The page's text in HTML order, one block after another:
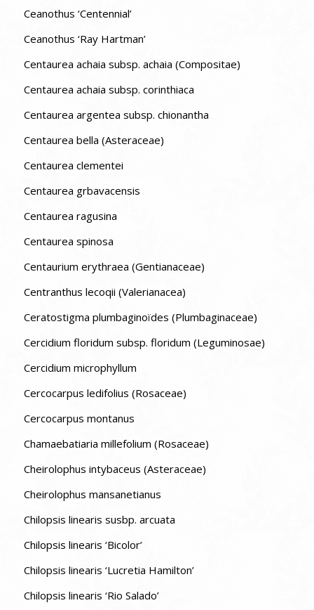
Ceanothus ‘Centennial’
Ceanothus ‘Ray Hartman’
Centaurea achaia subsp. achaia (Compositae)
Centaurea achaia subsp. corinthiaca
Centaurea argentea subsp. chionantha
Centaurea bella (Asteraceae)
Centaurea clementei
Centaurea grbavacensis
Centaurea ragusina
Centaurea spinosa
Centaurium erythraea (Gentianaceae)
Centranthus lecoqii (Valerianacea)
Ceratostigma plumbaginoïdes (Plumbaginaceae)
Cercidium floridum subsp. floridum (Leguminosae)
Cercidium microphyllum
Cercocarpus ledifolius (Rosaceae)
Cercocarpus montanus
Chamaebatiaria millefolium (Rosaceae)
Cheirolophus intybaceus (Asteraceae)
Cheirolophus mansanetianus
Chilopsis linearis susbp. arcuata
Chilopsis linearis ‘Bicolor’
Chilopsis linearis ‘Lucretia Hamilton’
Chilopsis linearis ‘Rio Salado’